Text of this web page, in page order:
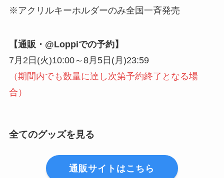
※アクリルキーホルダーのみ全国一斉発売
【通販・@Loppiでの予約】
7月2日(火)10:00～8月5日(月)23:59
（期間内でも数量に達し次第予約終了となる場
合）
全てのグッズを見る
通販サイトはこちら